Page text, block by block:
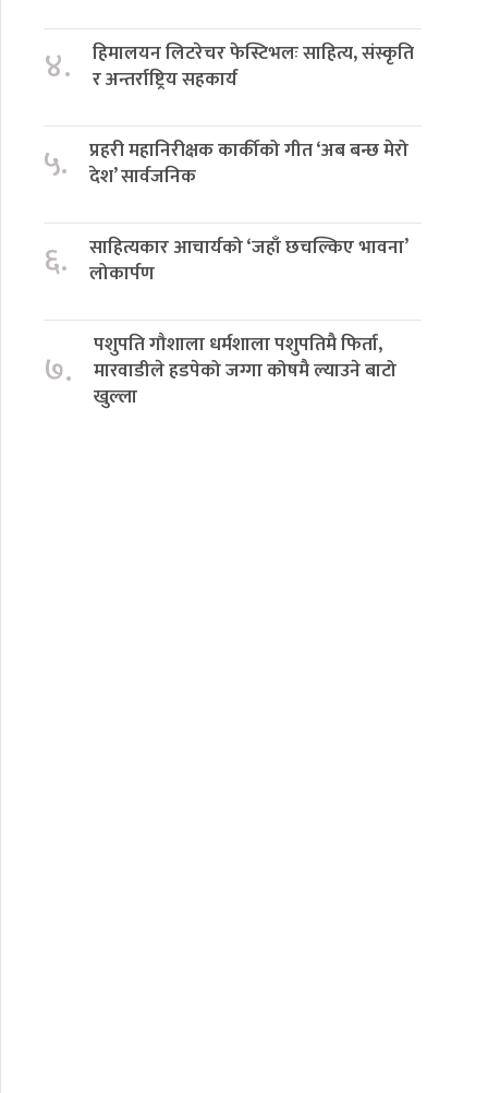
४.
हिमालयन लिटरेचर फेस्टिभलः साहित्य, संस्कृति
र अन्तर्राष्ट्रिय सहकार्य
५.
प्रहरी महानिरीक्षक कार्कीको गीत ‘अब बन्छ मेरो
देश’ सार्वजनिक
६.
साहित्यकार आचार्यको ‘जहाँ छचल्किए भावना’
लोकार्पण
७.
पशुपति गौशाला धर्मशाला पशुपतिमै फिर्ता,
मारवाडीले हडपेको जग्गा कोषमै ल्याउने बाटो
खुल्ला